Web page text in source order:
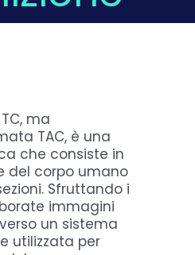
ma
TAC, è una
che consiste in
del corpo umano
Sfruttando i
immagini
un sistema
utilizzata per